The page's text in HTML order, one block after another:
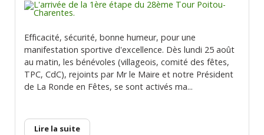
Efficacité, sécurité, bonne humeur, pour une
manifestation sportive d'excellence. Dès lundi 25 août
au matin, les bénévoles (villageois, comité des fêtes,
TPC, CdC), rejoints par Mr le Maire et notre Président
de La Ronde en Fêtes, se sont activés ma...
Lire la suite